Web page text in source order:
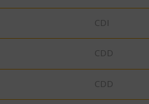
CDI
CDD
CDD